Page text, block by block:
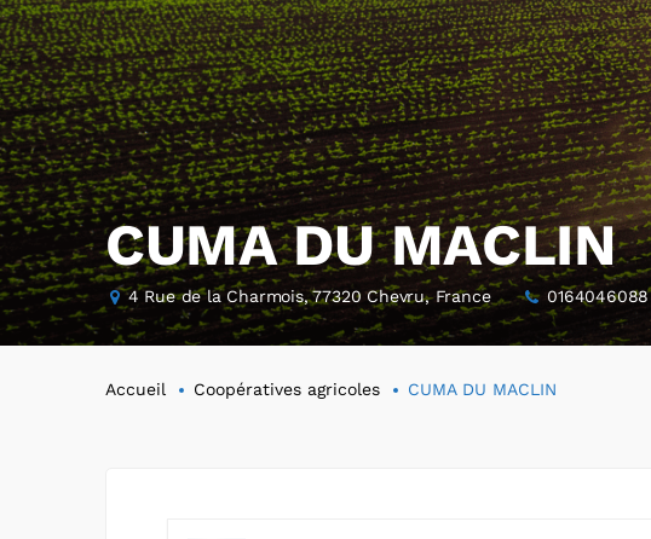
CUMA DU MACLIN
4 Rue de la Charmois, 77320 Chevru, France 0164046088
Accueil Coopératives agricoles CUMA DU MACLIN